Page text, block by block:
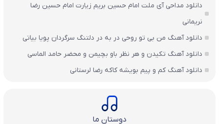
دانلود مداحی آی ملت امام حسین بریم زیارت امام حسین رضا
نریمانی
دانلود آهنگ من بی تو روحی در به در دلتنگ سرگردان پویا بیاتی
دانلود آهنگ تکیدن و هر نظر باو بچیمن و محضر حامد الماسی
دانلود آهنگ کم و پیم بویشه کاکه رضا لرستانی
دوستان ما